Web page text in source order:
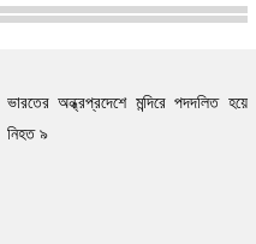
ভারতের অন্ধ্রপ্রদেশে মন্দিরে পদদলিত হয়ে
নিহত ৯